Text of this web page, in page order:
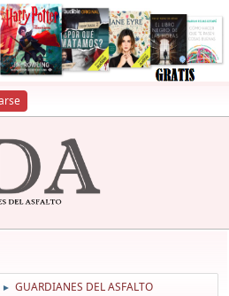
► GUARDIANES DEL ASFALTO